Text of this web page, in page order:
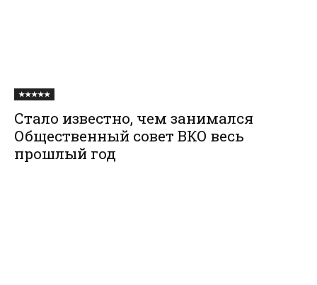
★★★★★
Стало известно, чем занимался
Общественный совет ВКО весь
прошлый год